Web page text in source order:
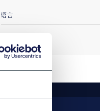
Dr. Dennis-Kenji Kipker
den Gesundheitsdatenschutz in
Deutschland, BvD-News 1/2017,
24-26, gemeinsam mit Dr. Stefan
语言